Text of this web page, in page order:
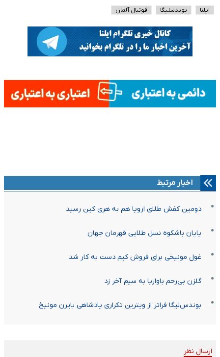
ایلنا بوندسلیگا فوتبال آلمان
اخبار مرتبط
دومین کفش طلای اروپا هم به هری کین رسید
پایان باشکوه نسل طلایی قهرمان جهان
غول مونیخی برای فروش کیم دست به کار شد
گلزن بی‌رحم باواریا به سیم آخر زد
بوندس‌لیگا فراتر از ویترین تکراری پادشاهی بایرن مونیخ
ارسال نظر